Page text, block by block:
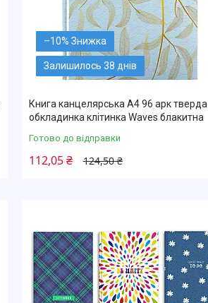
–10%
Залишилось 38 днів
Книга канцелярська А4 96 арк тверда
обкладинка клітинка Waves блакитна
Готово до відправки
124,50 ₴
112,05 ₴